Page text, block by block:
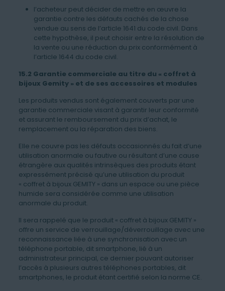
l’acheteur peut décider de mettre en œuvre la
garantie contre les défauts cachés de la chose
vendue au sens de l’article 1641 du code civil. Dans
cette hypothèse, il peut choisir entre la résolution de
la vente ou une réduction du prix conformément à
l’article 1644 du code civil.
15.2 Garantie commerciale au titre du « coffret à
bijoux Gemity » et de ses accessoires et modules
Les produits vendus sont également couverts par une
garantie commerciale visant à garantir leur conformité
et assurant le remboursement du prix d’achat, le
remplacement ou la réparation des biens.
Elle ne couvre pas les défauts occasionnés du fait d’une
utilisation anormale ou fautive ou résultant d’une cause
étrangère aux qualités intrinsèques des produits étant
expressément précisé qu’une utilisation du produit
« coffret à bijoux GEMITY » dans un espace ou une pièce
humide sera considérée comme une utilisation
anormale du produit.
Il sera rappelé que le produit « coffret à bijoux GEMITY »
offre un service de verrouillage/déverrouillage avec une
reconnaissance liée à une synchronisation avec un
téléphone portable, dit smartphone, lié à un
administrateur principal, ce dernier pouvant autoriser
l’accès à plusieurs autres téléphones portables, dit
smartphones, le produit étant certifié selon la norme CE.